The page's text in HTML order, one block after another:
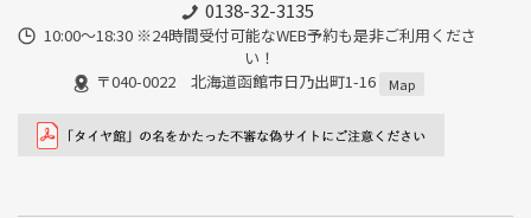
0138-32-3135
10:00～18:30 ※24時間受付可能なWEB予約も是非ご利用くださ
い！
〒040-0022 北海道函館市日乃出町1-16
Map